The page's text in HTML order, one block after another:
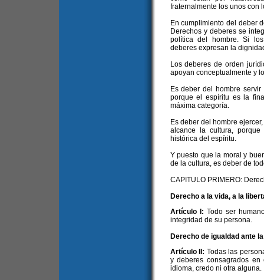
fraternalmente los unos con
En cumplimiento del deber
Derechos y deberes se
política del hombre. Si
deberes expresan la
Los deberes de orden
apoyan conceptualmente y
Es deber del hombre
porque el espíritu es la
máxima categoría.
Es deber del hombre
alcance la cultura,
histórica del espíritu.
Y puesto que la moral y
de la cultura, es deber de
CAPITULO PRIMERO:
Derecho a la vida, a la
Artículo I: Todo ser
integridad de su persona.
Derecho de igualdad ante
Artículo II: Todas las
y deberes consagrados
idioma, credo ni otra alguna.